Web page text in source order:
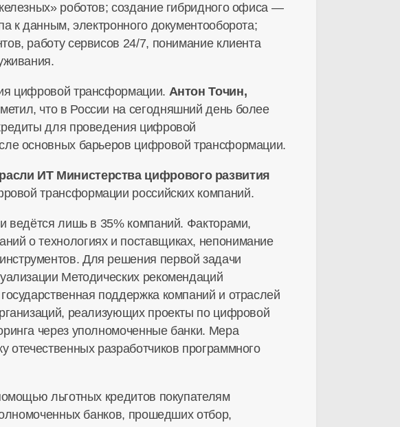
роботов; создание гибридного офиса —
к данным, электронного документооборота;
работу сервисов 24/7, понимание клиента
цифровой трансформации. Антон Точин,
что в России на сегодняшний день более
для проведения цифровой
основных барьеров цифровой трансформации.
ИТ Министерства цифрового развития
трансформации российских компаний.
ведётся лишь в 35% компаний. Факторами,
о технологиях и поставщиках, непонимание
Для решения первой задачи
Методических рекомендаций
поддержка компаний и отраслей
реализующих проекты по цифровой
через уполномоченные банки. Мера
разработчиков программного
льготных кредитов покупателям
банков, прошедших отбор,